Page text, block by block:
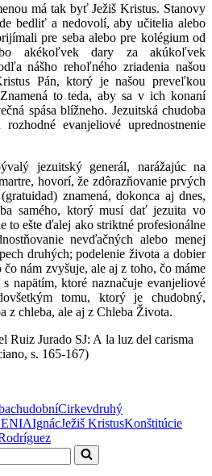
má tak byť Ježiš Kristus. Stanovy
bedliť a nedovolí, aby učitelia alebo
pre seba alebo pre kolégium od
akékoľvek dary za akúkoľvek
nášho rehoľného zriadenia našou
Pán, ktorý je našou preveľkou
to teda, aby sa v ich konaní
spása blížneho. Jezuitská chudoba
evanjeliové uprednostnenie
jezuitský generál, narážajúc na
hovorí, že zdôrazňovanie prvých
znamená, dokonca aj dnes,
samého, ktorý musí dať jezuita vo
to ešte ďalej ako striktné profesionálne
nevďačných alebo menej
druhých; podelenie života a dobier
nám zvyšuje, ale aj z toho, čo máme
napätím, ktoré naznačuje evanjeliové
tomu, ktorý je chudobný,
z chleba, ale aj z Chleba Života.
Ruiz Jurado SJ: A la luz del carisma
s. 165-167)
chudobníCirkevdruhý
IgnácJežiš KristusKonštitúcie